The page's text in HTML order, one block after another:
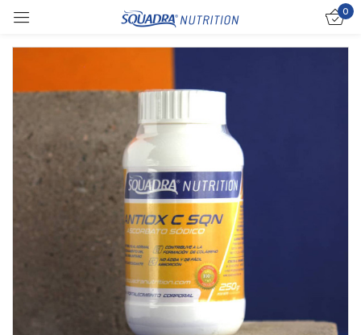
0
Sign in
Remember me Lost password?
Log in
Create an account